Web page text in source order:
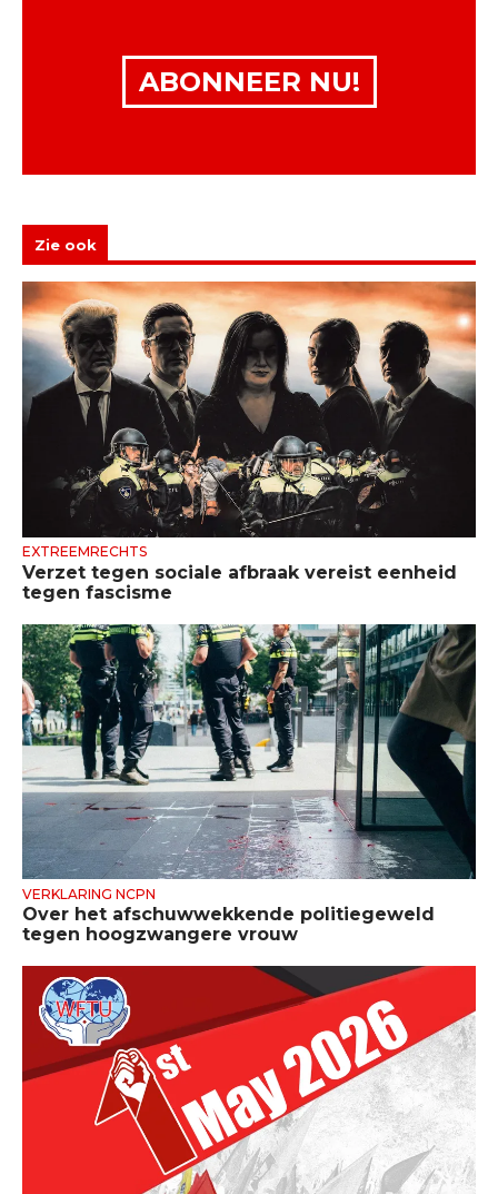
ABONNEER NU!
Zie ook
EXTREEMRECHTS
Verzet tegen sociale afbraak vereist eenheid
tegen fascisme
VERKLARING NCPN
Over het afschuwwekkende politiegeweld
tegen hoogzwangere vrouw